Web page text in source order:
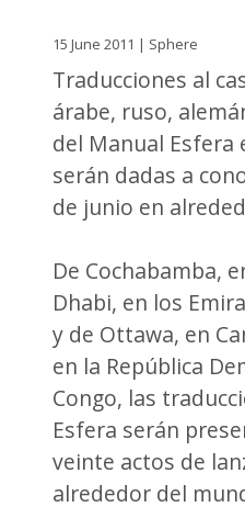
15 June 2011 | Sphere
Traducciones al
árabe, ruso,
del Manual Esfera
serán dadas a
de junio en
De Cochabamba,
Dhabi, en los
y de Ottawa, en
en la República
Congo, las
Esfera serán
veinte actos de
alrededor del